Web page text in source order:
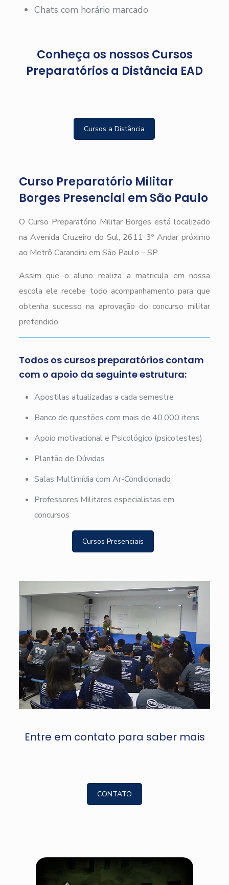
Chats com horário marcado
Conheça os nossos Cursos
Preparatórios a Distância EAD
Cursos a Distância
Curso Preparatório Militar
Borges Presencial em São Paulo
O Curso Preparatório Militar Borges está localizado
na Avenida Cruzeiro do Sul, 2611 3º Andar próximo
ao Metrô Carandiru em São Paulo – SP
Assim que o aluno realiza a matricula em nossa
escola ele recebe todo acompanhamento para que
obtenha sucesso na aprovação do concurso militar
pretendido.
Todos os cursos preparatórios contam
com o apoio da seguinte estrutura:
Apostilas atualizadas a cada semestre
Banco de questões com mais de 40.000 itens
Apoio motivacional e Psicológico (psicotestes)
Plantão de Dúvidas
Salas Multimídia com Ar-Condicionado
Professores Militares especialistas em
concursos
Cursos Presenciais
Entre em contato para saber mais
CONTATO